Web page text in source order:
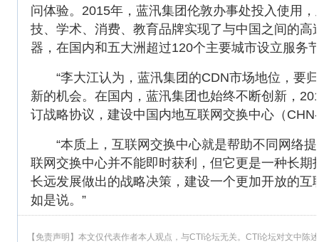
问体验。2015年，蓝汛集团伦敦办事处投入使用
技、学术、消费、教育品牌实现了与中国之间的
器，在国内和五大洲超过120个主要城市设立服务
“李大江认为，蓝汛集团的CDN市场地位，要
新的机会。在国内，蓝汛集团也始终不断创新，
订战略协议，建设中国内地互联网交换中心（
“本质上，互联网交换中心就是帮助不同网络提
联网交换中心并不能即时获利，但它更是一种长
长远发展做出的战略决策，建设一个更加开放的
如是说。”
【免责声明】本文仅代表作者本人观点，与CTI论坛无关。CTI论坛对文中